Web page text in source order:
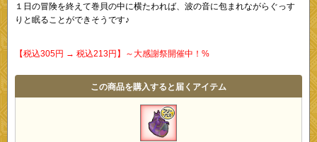
１日の冒険を終えて巻貝の中に横たわれば、波の音に包まれながらぐっす
りと眠ることができそうです♪
【税込305円 → 税込213円】～大感謝祭開催中！%
この商品を購入すると届くアイテム